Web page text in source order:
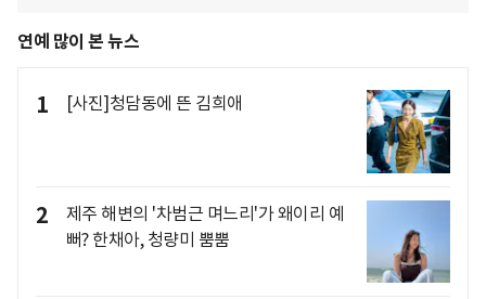
연예 많이 본 뉴스
1 [사진]청담동에 뜬 김희애
2
제주 해변의 '차범근 며느리'가 왜이리 예
뻐? 한채아, 청량미 뿜뿜